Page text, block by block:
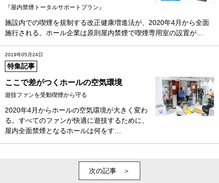
『屋内禁煙トータルサポートプラン』
施設内での喫煙を規制する改正健康増進法が、2020年4月から全面
施行される。ホール企業は原則屋内禁煙で喫煙専用室の設置が…
2019年05月24日
特集記事
ここで差がつくホールの空気環境
遊技ファンを受動喫煙から守る
2020年4月からホールの空気環境が大きく変わ
る。すべてのファンが快適に遊技するために、
屋内全面禁煙となるホールは何をす…
次の記事 ＞